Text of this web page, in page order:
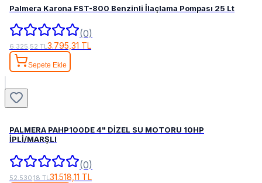
Palmera Karona FST-800 Benzinli İlaçlama Pompası 25 Lt
(0)
6.325,52 TL3.795,31 TL
Sepete Ekle
PALMERA PAHP100DE 4" DİZEL SU MOTORU 10HP
İPLİ/MARŞLI
(0)
52.530,18 TL 31.518,11 TL